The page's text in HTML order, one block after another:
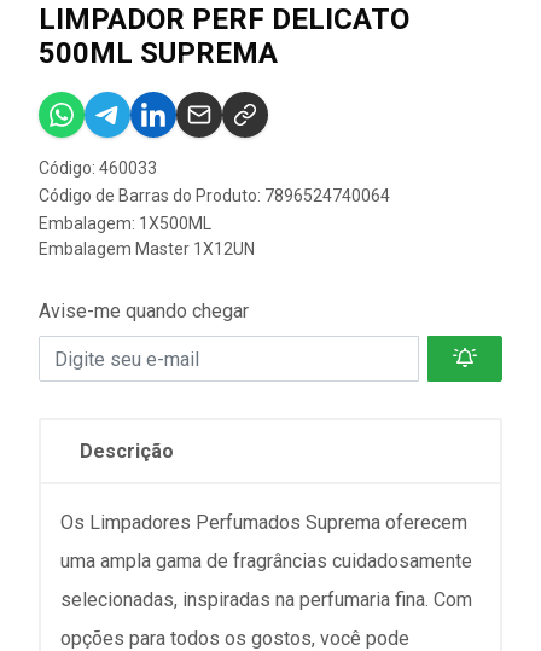
LIMPADOR PERF DELICATO
500ML SUPREMA
Código: 460033
Código de Barras do Produto: 7896524740064
Embalagem: 1X500ML
Embalagem Master 1X12UN
Avise-me quando chegar
Descrição
Os Limpadores Perfumados Suprema oferecem
uma ampla gama de fragrâncias cuidadosamente
selecionadas, inspiradas na perfumaria fina. Com
opções para todos os gostos, você pode